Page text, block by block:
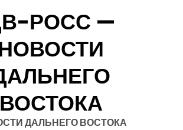
РОСС —
ВОСТОКА
ДАЛЬНЕГО ВОСТОКА